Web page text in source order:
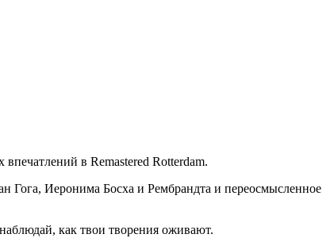
в Remastered Rotterdam.
Гога, Иеронима Босха и Рембрандта и переосмысленное
как твои творения оживают.